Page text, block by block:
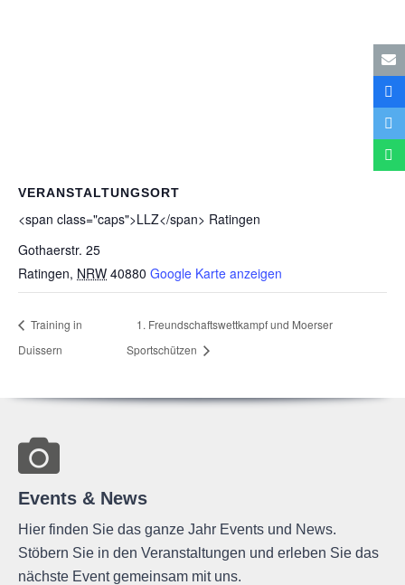
VERANSTALTUNGSORT
<span class="caps">LLZ</span> Ratin­gen
Gothaerstr. 25
Ratingen, NRW 40880 Google Karte anzeigen
Trai­ning in
Duissern
1. Freund­schafts­wett­kampfund Moer­ser
Sportschützen
Events & News
Hier finden Sie das ganze Jahr Events und News.
Stöbern Sie in den Veranstaltungen und erleben Sie das
nächste Event gemeinsam mit uns.